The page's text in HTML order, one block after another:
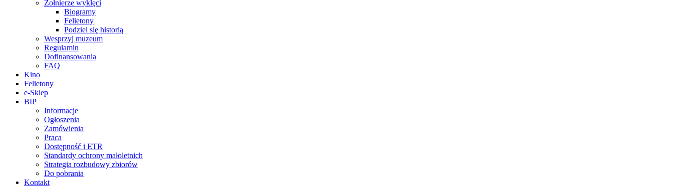
Żołnierze wyklęci
Biogramy
Felietony
Podziel się historią
Wesprzyj muzeum
Regulamin
Dofinansowania
FAQ
Kino
Felietony
e-Sklep
BIP
Informacje
Ogłoszenia
Zamówienia
Praca
Dostępność i ETR
Standardy ochrony małoletnich
Strategia rozbudowy zbiorów
Do pobrania
Kontakt